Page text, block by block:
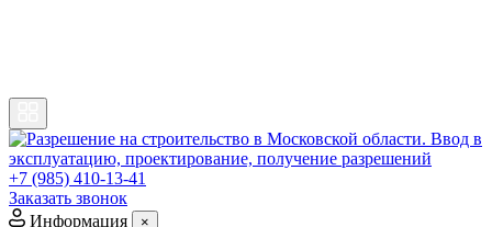
+7 (985) 410-13-41
Заказать звонок
Информация
×